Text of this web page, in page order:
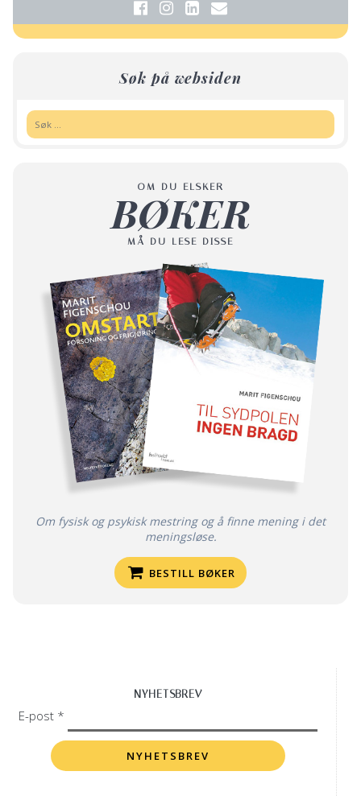
Søk på websiden
OM DU ELSKER
BØKER
MÅ DU LESE DISSE
Om fysisk og psykisk mestring og å finne mening i det
meningsløse.
BESTILL BØKER
NYHETSBREV
E-post *